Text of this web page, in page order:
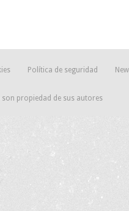
Política de seguridad
propiedad de sus autores